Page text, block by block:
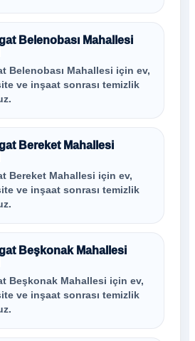
Belenobası Mahallesi
Belenobası Mahallesi için ev,
ve inşaat sonrası temizlik
Bereket Mahallesi
Bereket Mahallesi için ev,
ve inşaat sonrası temizlik
Beşkonak Mahallesi
Beşkonak Mahallesi için ev,
ve inşaat sonrası temizlik